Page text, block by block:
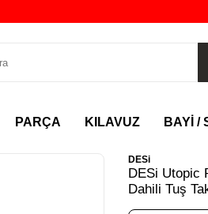
PARÇA KILAVUZ BAYİ /
DESi
DESi Utopic
Dahili Tuş